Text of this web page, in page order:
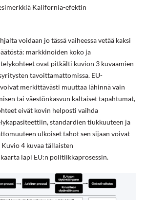
Kalifornia-efektin
voidaan jo tässä vaiheessa vetää kaksi
markkinoiden koko ja
ovat pitkälti kuvion 3 kuvaamien
tavoittamattomissa. EU-
merkittävästi muuttaa lähinnä vain
tai väestönkasvun kaltaiset tapahtumat,
eivät kovin helposti vaihda
standardien tiukkuuteen ja
ulkoiset tahot sen sijaan voivat
4 kuvaa tällaisten
läpi EU:n politiikkaprosessin.